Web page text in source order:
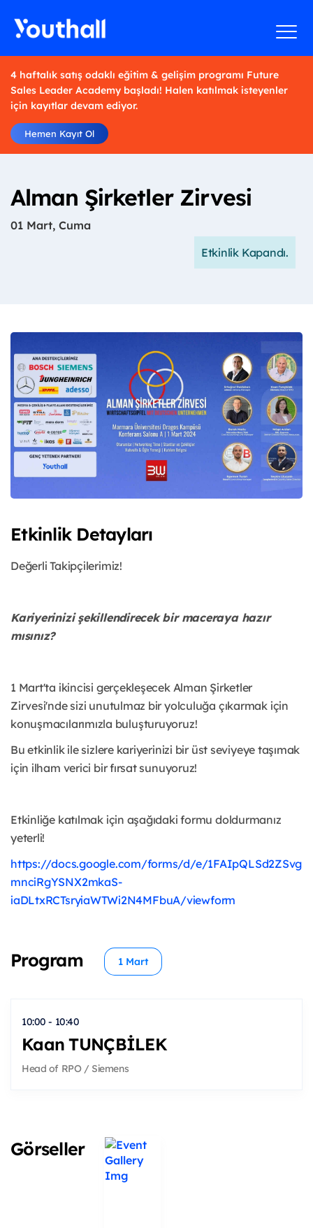
4 haftalık satış odaklı eğitim & gelişim programı Future
Sales Leader Academy başladı! Halen katılmak isteyenler
için kayıtlar devam ediyor.
Hemen Kayıt Ol
Alman Şirketler Zirvesi
01 Mart, Cuma
Etkinlik Kapandı.
Etkinlik Detayları
Değerli Takipçilerimiz!
Kariyerinizi şekillendirecek bir maceraya hazır
mısınız?
1 Mart'ta ikincisi gerçekleşecek Alman Şirketler
Zirvesi'nde sizi unutulmaz bir yolculuğa çıkarmak için
konuşmacılarımızla buluşturuyoruz!
Bu etkinlik ile sizlere kariyerinizi bir üst seviyeye taşımak
için ilham verici bir fırsat sunuyoruz!
Etkinliğe katılmak için aşağıdaki formu doldurmanız
yeterli!
https://docs.google.com/forms/d/e/1FAIpQLSd2ZSvg
mnciRgYSNX2mkaS-
iaDLtxRCTsryiaWTWi2N4MFbuA/viewform
Program 1 Mart
10:00 - 10:40
Kaan TUNÇBİLEK
Head of RPO / Siemens
Görseller